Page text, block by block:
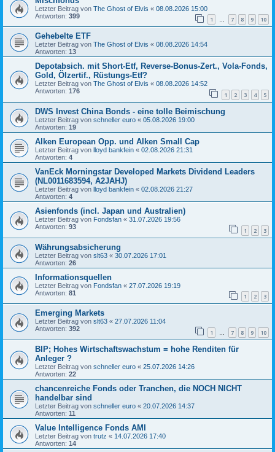
Letzter Beitrag von The Ghost of Elvis « 08.08.2026 15:00
Antworten: 399 1 7 8 9 10
Gehebelte ETF
Letzter Beitrag von The Ghost of Elvis « 08.08.2026 14:54
Antworten: 13
Depotabsich. mit Short-Etf, Reverse-Bonus-Zert., Vola-Fonds,
Gold, Ölzertif., Rüstungs-Etf?
Letzter Beitrag von The Ghost of Elvis « 08.08.2026 14:52
Antworten: 176 1 2 3 4 5
DWS Invest China Bonds - eine tolle Beimischung
Letzter Beitrag von schneller euro « 05.08.2026 19:00
Antworten: 19
Alken European Opp. und Alken Small Cap
Letzter Beitrag von lloyd bankfein « 02.08.2026 21:31
Antworten: 4
VanEck Morningstar Developed Markets Dividend Leaders
(NL0011683594, A2JAHJ)
Letzter Beitrag von lloyd bankfein « 02.08.2026 21:27
Antworten: 4
Asienfonds (incl. Japan und Australien)
Letzter Beitrag von Fondsfan « 31.07.2026 19:56
Antworten: 93 1 2 3
Währungsabsicherung
Letzter Beitrag von slt63 « 30.07.2026 17:01
Antworten: 26
Informationsquellen
Letzter Beitrag von Fondsfan « 27.07.2026 19:19
Antworten: 81 1 2 3
Emerging Markets
Letzter Beitrag von slt63 « 27.07.2026 11:04
Antworten: 392 1 … 7 8 9 10
BIP; Hohes Wirtschaftswachstum = hohe Renditen für
Anleger ?
Letzter Beitrag von schneller euro « 25.07.2026 14:26
Antworten: 22
chancenreiche Fonds oder Tranchen, die NOCH NICHT
handelbar sind
Letzter Beitrag von schneller euro « 20.07.2026 14:37
Antworten: 11
Value Intelligence Fonds AMI
Letzter Beitrag von trutz « 14.07.2026 17:40
Antworten: 14